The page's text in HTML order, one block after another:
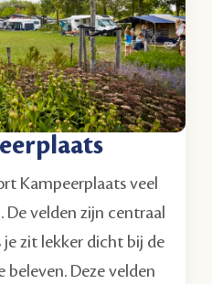
Kampeerplaats veel
velden zijn centraal
je zit lekker dicht bij de
Deze velden